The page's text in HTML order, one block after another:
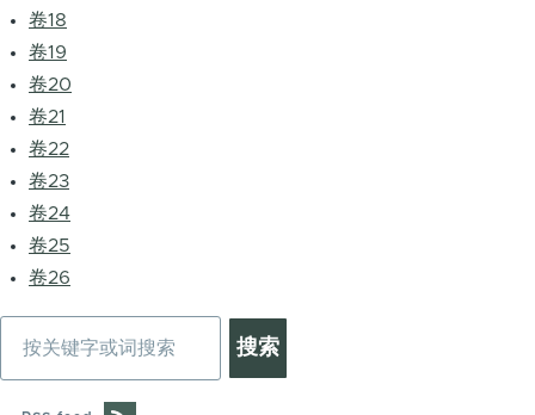
卷18
卷19
卷20
卷21
卷22
卷23
卷24
卷25
卷26